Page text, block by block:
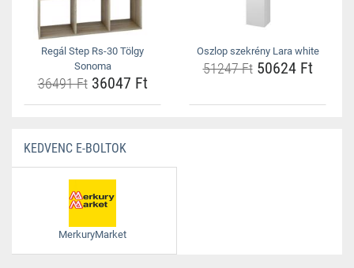
Regál Step Rs-30 Tölgy
Sonoma
36491 Ft36047 Ft
Oszlop szekrény Lara white
51247 Ft50624 Ft
KEDVENC E-BOLTOK
MerkuryMarket